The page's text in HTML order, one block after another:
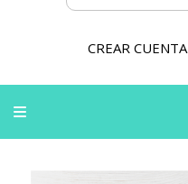
CREAR CUENTA